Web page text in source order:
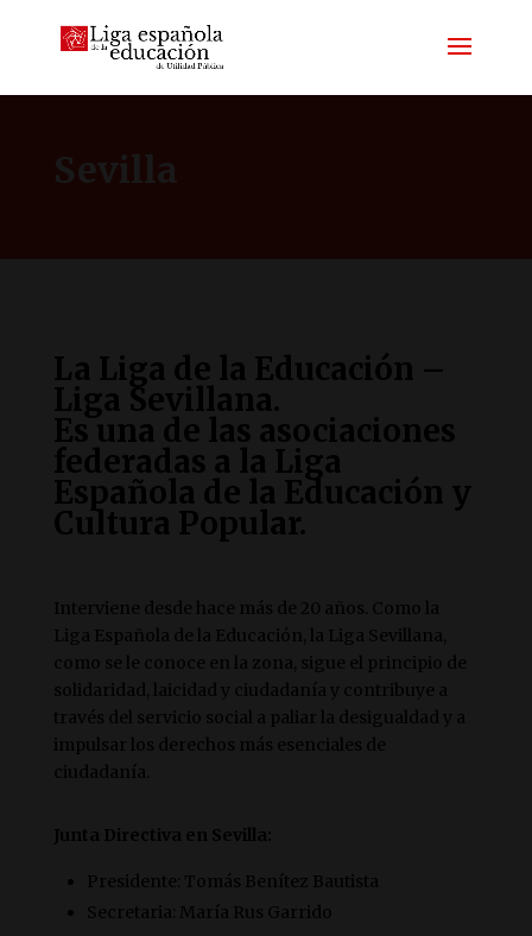
La Liga de la Educación –
Liga Sevillana.
Es una de las asociaciones
federadas a la Liga
Española de la Educación y
Cultura Popular.
Interviene desde hace más de 20 años. Como la
Liga Española de la Educación, la Liga Sevillana,
como se le conoce en la zona, sigue el principio de
solidaridad, laicidad y ciudadanía y contribuye a
través del servicio social a paliar la desigualdad y a
impulsar los derechos más esenciales de
ciudadanía.
Junta Directiva en Sevilla:
Presidente: Tomás Benítez Bautista
Secretaria: María Rus Garrido